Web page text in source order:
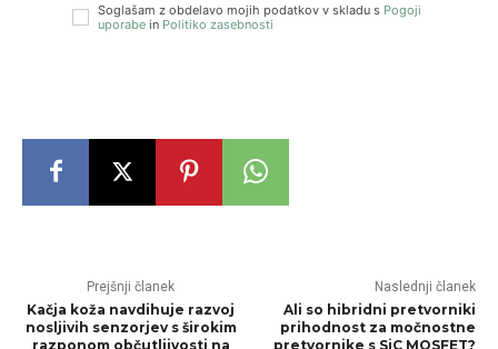
Soglašam z obdelavo mojih podatkov v skladu s Pogoji
uporabe in Politiko zasebnosti
Prejšnji članek
Kačja koža navdihuje razvoj
nosljivih senzorjev s širokim
razponom občutljivosti na
Naslednji članek
Ali so hibridni pretvorniki
prihodnost za močnostne
pretvornike s SiC MOSFET?